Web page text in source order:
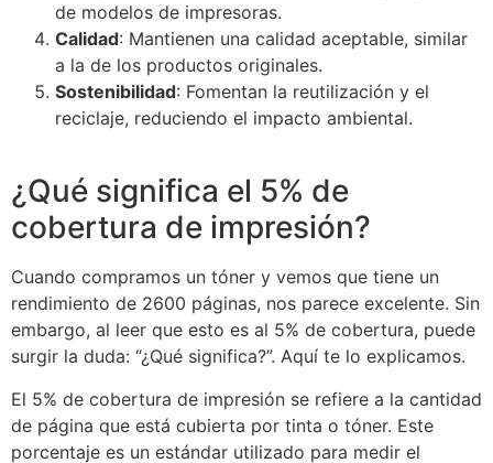
de modelos de impresoras.
Calidad: Mantienen una calidad aceptable, similar
a la de los productos originales.
Sostenibilidad: Fomentan la reutilización y el
reciclaje, reduciendo el impacto ambiental.
¿Qué significa el 5% de
cobertura de impresión?
Cuando compramos un tóner y vemos que tiene un
rendimiento de 2600 páginas, nos parece excelente. Sin
embargo, al leer que esto es al 5% de cobertura, puede
surgir la duda: “¿Qué significa?”. Aquí te lo explicamos.
El 5% de cobertura de impresión se refiere a la cantidad
de página que está cubierta por tinta o tóner. Este
porcentaje es un estándar utilizado para medir el